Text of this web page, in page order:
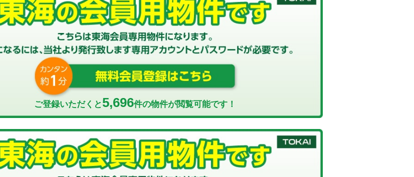
ご登録いただくと 5,696件の物件が閲覧可能です！